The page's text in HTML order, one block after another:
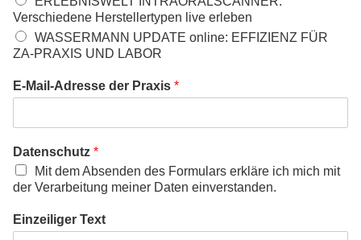
Verschiedene Herstellertypen live erleben
WASSERMANN UPDATE online: EFFIZIENZ FÜR
ZA-PRAXIS UND LABOR
E-Mail-Adresse der Praxis *
Datenschutz *
Mit dem Absenden des Formulars erkläre ich mich mit
der Verarbeitung meiner Daten einverstanden.
Einzeiliger Text